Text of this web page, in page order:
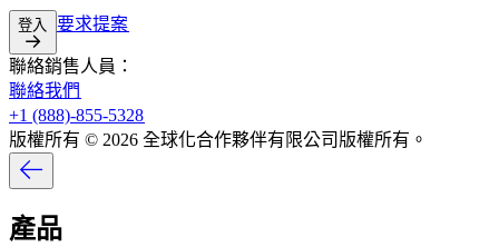
登入​​ 要求提案​​
聯絡銷售人員：​​
聯絡我們​​
+1 (888)-855-5328​​
版權所有 © 2026 全球化合作夥伴有限公司版權所有。​​
產品​​